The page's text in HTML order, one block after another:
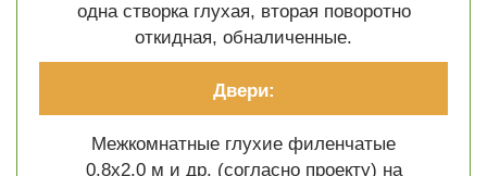
одна створка глухая, вторая поворотно
откидная, обналиченные.
Двери:
Межкомнатные глухие филенчатые
0.8х2.0 м и др. (согласно проекту) на